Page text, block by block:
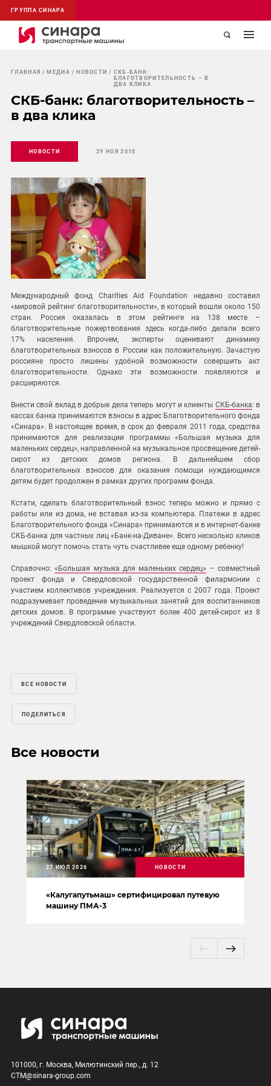
ГРУППА СИНАРА
ГЛАВНАЯ МЕДИА НОВОСТИ
СКБ-БАНК:
БЛАГОТВОРИТЕЛЬНОСТЬ – В
ДВА КЛИКА
СКБ-банк: благотворительность –
в два клика
НОВОСТИ 29 НОЯ 2010
Международный фонд Charities Aid Foundation недавно составил
«мировой рейтинг благотворительности», в который вошли около 150
стран. Россия оказалась в этом рейтинге на 138 месте –
благотворительные пожертвования здесь когда-либо делали всего
17% населения. Впрочем, эксперты оценивают динамику
благотворительных взносов в России как положительную. Зачастую
россияне просто лишены удобной возможности совершить акт
благотворительности. Однако эти возможности появляются и
расширяются.
Внести свой вклад в добрые дела теперь могут и клиенты СКБ-банка: в
кассах банка принимаются взносы в адрес Благотворительного фонда
«Синара». В настоящее время, в срок до февраля 2011 года, средства
принимаются для реализации программы «Большая музыка для
маленьких сердец», направленной на музыкальное просвещение детей-
сирот из детских домов региона. В дальнейшем сбор
благотворительных взносов для оказания помощи нуждающимся
детям будет продолжен в рамках других программ фонда.
Кстати, сделать благотворительный взнос теперь можно и прямо с
работы или из дома, не вставая из-за компьютера. Платежи в адрес
Благотворительного фонда «Синара» принимаются и в интернет-банке
СКБ-банка для частных лиц «Банк-на-Диване». Всего несколько кликов
мышкой могут помочь стать чуть счастливее еще одному ребенку!
Справочно:«Большая музыка для маленьких сердец» – совместный
проект фонда и Свердловской государственной филармонии с
участием коллективов учреждения. Реализуется с 2007 года. Проект
подразумевает проведение музыкальных занятий для воспитанников
детских домов. В программе участвуют более 400 детей-сирот из 8
учреждений Свердловской области.
ВСЕ НОВОСТИ
ПОДЕЛИТЬСЯ
Все новости
«Калугапутьмаш» сертифицировал путевую
машину ПМА-3
27 ИЮЛ 2026 НОВОСТИ
101000, г. Москва, Милютинский пер., д. 12
CTM@sinara-group.com